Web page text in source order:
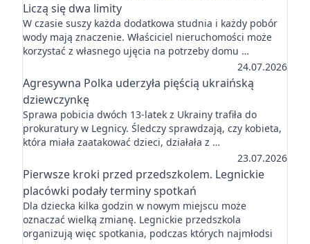
Liczą się dwa limity
W czasie suszy każda dodatkowa studnia i każdy pobór
wody mają znaczenie. Właściciel nieruchomości może
korzystać z własnego ujęcia na potrzeby domu …
24.07.2026
Agresywna Polka uderzyła pięścią ukraińską
dziewczynkę
Sprawa pobicia dwóch 13-latek z Ukrainy trafiła do
prokuratury w Legnicy. Śledczy sprawdzają, czy kobieta,
która miała zaatakować dzieci, działała z …
23.07.2026
Pierwsze kroki przed przedszkolem. Legnickie
placówki podały terminy spotkań
Dla dziecka kilka godzin w nowym miejscu może
oznaczać wielką zmianę. Legnickie przedszkola
organizują więc spotkania, podczas których najmłodsi